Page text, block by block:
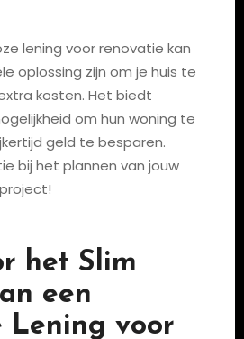
lening voor renovatie kan
oplossing zijn om je huis te
kosten. Het biedt
om hun woning te
geld te besparen.
bij het plannen van jouw
het Slim
een
Lening voor